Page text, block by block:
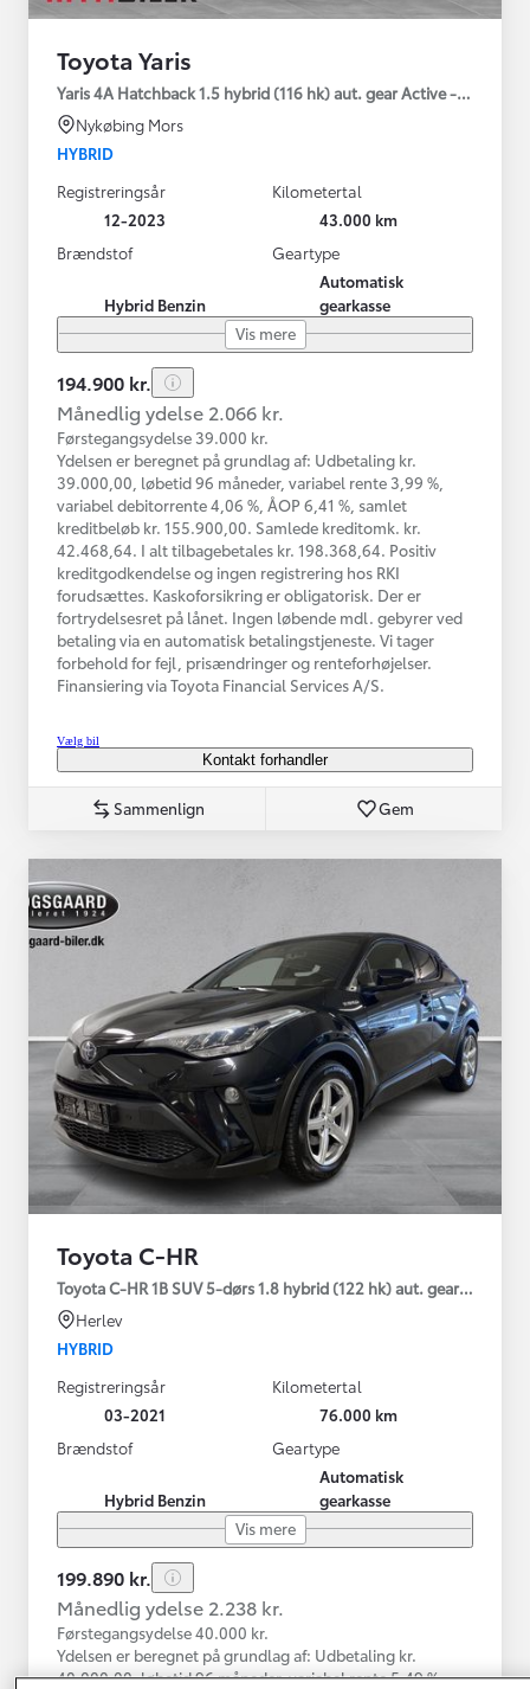
Toyota Yaris
Yaris 4A Hatchback 1.5 hybrid (116 hk) aut. gear Active -
Nykøbing Mors
HYBRID
Registreringsår
12-2023
Kilometertal
43.000 km
Brændstof
Hybrid Benzin
Geartype
Automatisk
gearkasse
Vis mere
194.900 kr.
Månedlig ydelse 2.066 kr.
Førstegangsydelse 39.000 kr.
Ydelsen er beregnet på grundlag af: Udbetaling kr.
39.000,00, løbetid 96 måneder, variabel rente 3,99 %,
variabel debitorrente 4,06 %, ÅOP 6,41 %, samlet
kreditbeløb kr. 155.900,00. Samlede kreditomk. kr.
42.468,64. I alt tilbagebetales kr. 198.368,64. Positiv
kreditgodkendelse og ingen registrering hos RKI
forudsættes. Kaskoforsikring er obligatorisk. Der er
fortrydelsesret på lånet. Ingen løbende mdl. gebyrer ved
betaling via en automatisk betalingstjeneste. Vi tager
forbehold for fejl, prisændringer og renteforhøjelser.
Finansiering via Toyota Financial Services A/S.
Vælg bil
Kontakt forhandler
Sammenlign Gem
Toyota C-HR
Toyota C-HR 1B SUV 5-dørs 1.8 hybrid (122 hk) aut. gear C-LUB -
Herlev
HYBRID
Registreringsår
03-2021
Kilometertal
76.000 km
Brændstof
Hybrid Benzin
Geartype
Automatisk
gearkasse
Vis mere
199.890 kr.
Månedlig ydelse 2.238 kr.
Førstegangsydelse 40.000 kr.
Ydelsen er beregnet på grundlag af: Udbetaling kr.
40.000,00, løbetid 96 måneder, variabel rente 5,49 %,